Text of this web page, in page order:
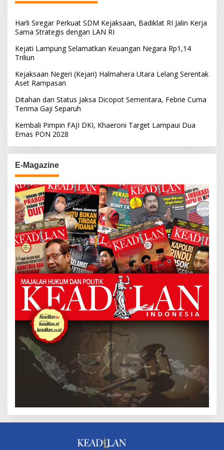
Harli Siregar Perkuat SDM Kejaksaan, Badiklat RI Jalin Kerja
Sama Strategis dengan LAN RI
Kejati Lampung Selamatkan Keuangan Negara Rp1,14
Triliun
Kejaksaan Negeri (Kejari) Halmahera Utara Lelang Serentak
Aset Rampasan
Ditahan dan Status Jaksa Dicopot Sementara, Febrie Cuma
Terima Gaji Separuh
Kembali Pimpin FAJI DKI, Khaeroni Target Lampaui Dua
Emas PON 2028
E-Magazine